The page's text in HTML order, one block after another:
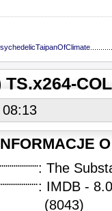
: The
: IMDB -
(8043)